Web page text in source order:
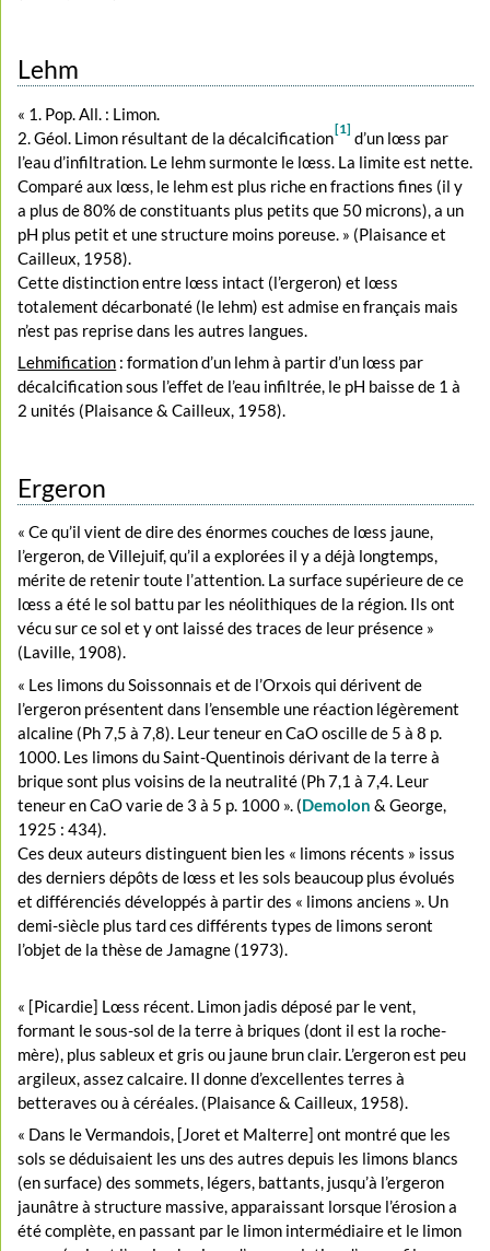
Lehm
« 1. Pop. All. : Limon.
2. Géol. Limon résultant de la décalcification[1] d’un lœss par
l’eau d’infiltration. Le lehm surmonte le lœss. La limite est nette.
Comparé aux lœss, le lehm est plus riche en fractions fines (il y
a plus de 80% de constituants plus petits que 50 microns), a un
pH plus petit et une structure moins poreuse. » (Plaisance et
Cailleux, 1958).
Cette distinction entre lœss intact (l’ergeron) et lœss
totalement décarbonaté (le lehm) est admise en français mais
n’est pas reprise dans les autres langues.
Lehmification : formation d’un lehm à partir d’un lœss par
décalcification sous l’effet de l’eau infiltrée, le pH baisse de 1 à
2 unités (Plaisance & Cailleux, 1958).
Ergeron
« Ce qu’il vient de dire des énormes couches de lœss jaune,
l’ergeron, de Villejuif, qu’il a explorées il y a déjà longtemps,
mérite de retenir toute l’attention. La surface supérieure de ce
lœss a été le sol battu par les néolithiques de la région. Ils ont
vécu sur ce sol et y ont laissé des traces de leur présence »
(Laville, 1908).
« Les limons du Soissonnais et de l’Orxois qui dérivent de
l’ergeron présentent dans l’ensemble une réaction légèrement
alcaline (Ph 7,5 à 7,8). Leur teneur en CaO oscille de 5 à 8 p.
1000. Les limons du Saint-Quentinois dérivant de la terre à
brique sont plus voisins de la neutralité (Ph 7,1 à 7,4. Leur
teneur en CaO varie de 3 à 5 p. 1000 ». (Demolon & George,
1925 : 434).
Ces deux auteurs distinguent bien les « limons récents » issus
des derniers dépôts de lœss et les sols beaucoup plus évolués
et différenciés développés à partir des « limons anciens ». Un
demi-siècle plus tard ces différents types de limons seront
l’objet de la thèse de Jamagne (1973).
« [Picardie] Lœss récent. Limon jadis déposé par le vent,
formant le sous-sol de la terre à briques (dont il est la roche-
mère), plus sableux et gris ou jaune brun clair. L’ergeron est peu
argileux, assez calcaire. Il donne d’excellentes terres à
betteraves ou à céréales. (Plaisance & Cailleux, 1958).
« Dans le Vermandois, [Joret et Malterre] ont montré que les
sols se déduisaient les uns des autres depuis les limons blancs
(en surface) des sommets, légers, battants, jusqu’à l’ergeron
jaunâtre à structure massive, apparaissant lorsque l’érosion a
été complète, en passant par le limon intermédiaire et le limon